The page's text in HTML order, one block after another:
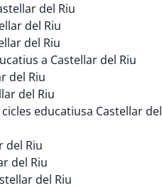
del Riu
del Riu
del Riu
a Castellar del Riu
del Riu
del Riu
educatiusa Castellar del
del Riu
del Riu
del Riu